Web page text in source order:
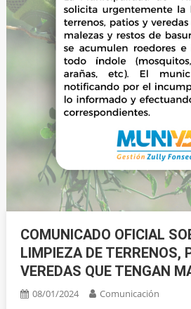
COMUNICADO OFICIAL
LIMPIEZA DE TERRENOS,
VEREDAS QUE TENGAN
08/01/2024 Comunicación